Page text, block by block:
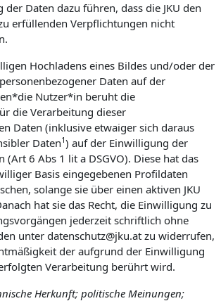
Daten dazu führen, dass die JKU den
erfüllenden Verpflichtungen nicht
Hochladens eines Bildes und/oder der
Daten auf der
Nutzer*in beruht die
die Verarbeitung dieser
Daten (inklusive etwaiger sich daraus
Daten1) auf der Einwilligung der
(Art 6 Abs 1 lit a DSGVO). Diese hat das
Basis eingegebenen Profildaten
solange sie über einen aktiven JKU
hat sie das Recht, die Einwilligung zu
jederzeit schriftlich ohne
unter datenschutz@jku.at zu widerrufen,
der aufgrund der Einwilligung
Verarbeitung berührt wird.
Herkunft; politische Meinungen;